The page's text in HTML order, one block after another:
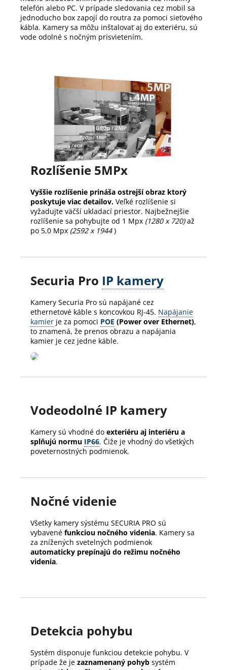
telefón alebo PC. V prípade sledovania cez mobil sa
jednoducho box zapojí do routra za pomoci sieťového
kábla. Kamery sa môžu inštalovať aj do exteriéru, sú
vode odolné s nočným prisvietením.
Rozlíšenie 5MPx
Vyššie rozlíšenie prináša ostrejší obraz ktorý
poskytuje viac detailov. Veľké rozlíšenie si
vyžadujte väčší ukladací priestor. Najbežnejšie
rozlíšenie sa pohybujte od 1 Mpx (1280 x 720)až
po 5,0 Mpx (2592 x 1944)
Securia Pro IP kamery
Kamery Securia Pro sú napájané cez
ethernetové káble s koncovkou RJ-45. Napájanie
kamier je za pomoci POE (Power over Ethernet),
to znamená, že prenos obrazu a napájania
kamier je cez jedne káble.
Vodeodolné IP kamery
Kamery sú vhodné do exteriéru aj interiéru a
splňujú normu IP66. Čiže je vhodný do všetkých
poveternostných podmienok.
Nočné videnie
Všetky kamery sýstému SECURIA PRO sú
vybavené funkciou nočného videnia. Kamery sa
za znížených svetelných podmienok
automaticky prepínajú do režimu nočného
videnia.
Detekcia pohybu
Systém disponuje funkciou detekcie pohybu. V
prípade že je zaznamenaný pohyb systém